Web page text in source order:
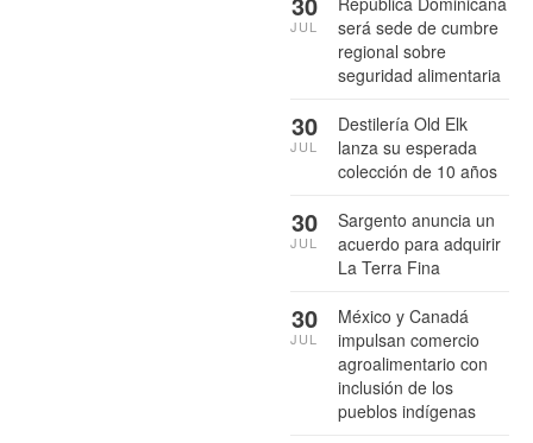
será sede de cumbre
regional sobre
seguridad alimentaria
JUL
Destilería Old Elk
lanza su esperada
colección de 10 años
30
JUL
Sargento anuncia un
acuerdo para adquirir
La Terra Fina
30
JUL
México y Canadá
impulsan comercio
agroalimentario con
inclusión de los
pueblos indígenas
30
JUL